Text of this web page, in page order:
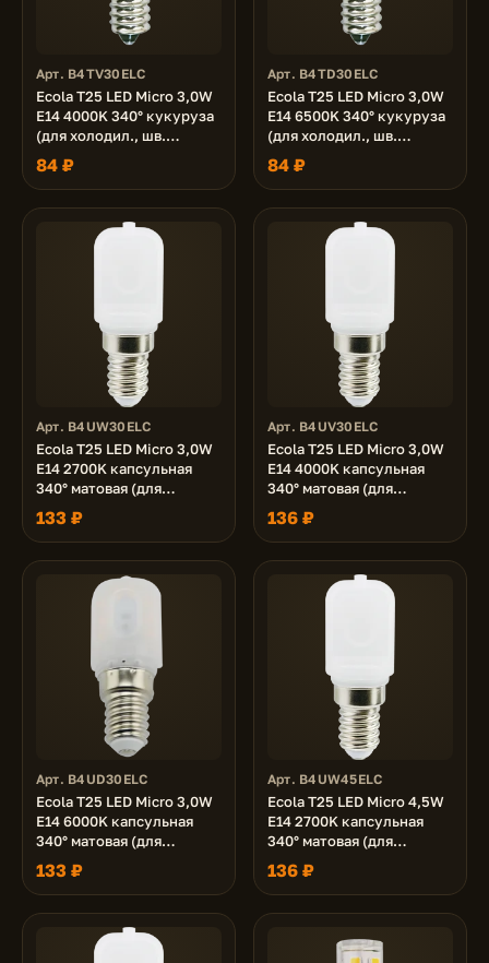
Арт. B4TV30ELC
Ecola T25 LED Micro 3,0W
E14 4000K 340° кукуруза
(для холодил., шв.
машинки и т.д.) 53x16 mm
84 ₽
Арт. B4TD30ELC
Ecola T25 LED Micro 3,0W
E14 6500K 340° кукуруза
(для холодил., шв.
машинки и т.д.) 53x16 mm
84 ₽
Арт. B4UW30ELC
Ecola T25 LED Micro 3,0W
E14 2700K капсульная
340° матовая (для
холодил., шв. машинки и
т.д.) 60x22 mm
133 ₽
Арт. B4UV30ELC
Ecola T25 LED Micro 3,0W
E14 4000K капсульная
340° матовая (для
холодил., шв. машинки и
т.д.) 60x22 mm
136 ₽
Арт. B4UD30ELC
Ecola T25 LED Micro 3,0W
E14 6000K капсульная
340° матовая (для
холодил., шв. машинки и
т.д.) 60x22 mm
133 ₽
Арт. B4UW45ELC
Ecola T25 LED Micro 4,5W
E14 2700K капсульная
340° матовая (для
холодил., шв. машинки и
т.д.) 60x22 mm
136 ₽